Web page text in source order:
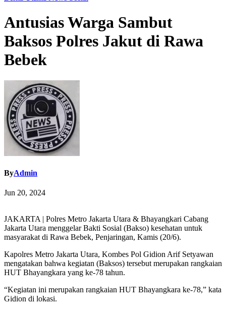
Antusias Warga Sambut
Baksos Polres Jakut di Rawa
Bebek
ByAdmin
Jun 20, 2024
JAKARTA | Polres Metro Jakarta Utara & Bhayangkari Cabang
Jakarta Utara menggelar Bakti Sosial (Bakso) kesehatan untuk
masyarakat di Rawa Bebek, Penjaringan, Kamis (20/6).
Kapolres Metro Jakarta Utara, Kombes Pol Gidion Arif Setyawan
mengatakan bahwa kegiatan (Baksos) tersebut merupakan rangkaian
HUT Bhayangkara yang ke-78 tahun.
“Kegiatan ini merupakan rangkaian HUT Bhayangkara ke-78,” kata
Gidion di lokasi.